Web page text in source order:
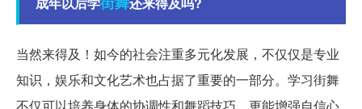
当然来得及！如今的社会注重多元化发展，不仅仅是专业
知识，娱乐和文化艺术也占据了重要的一部分。学习街舞